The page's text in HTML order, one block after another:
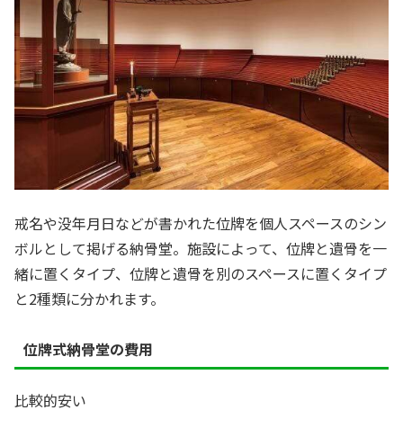
戒名や没年月日などが書かれた位牌を個人スペースのシン
ボルとして掲げる納骨堂。施設によって、位牌と遺骨を一
緒に置くタイプ、位牌と遺骨を別のスペースに置くタイプ
と2種類に分かれます。
位牌式納骨堂の費用
比較的安い